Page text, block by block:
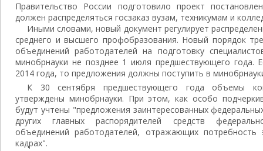
Правительство России подготовило проект
должен распределяться госзаказ вузам, техникумам и
Иными словами, новый документ регулирует
среднего и высшего профобразования. Новый порядок
объединений работодателей на подготовку
минобрнауки не позднее 1 июля предшествующего года.
2014 года, то предложения должны поступить в
К 30 сентября предшествующего года объемы
утверждены минобрнауки. При этом, как особо
будут учтены "предложения заинтересованных
других главных распорядителей средств
объединений работодателей, отражающих потребность
кадрах".